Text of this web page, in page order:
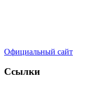
Официальный сайт
Ссылки